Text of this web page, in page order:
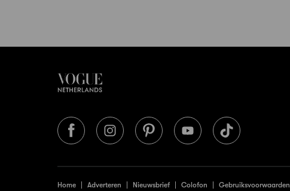
Home Adverteren Nieuwsbrief Colofon Gebruiksvoorwaarden